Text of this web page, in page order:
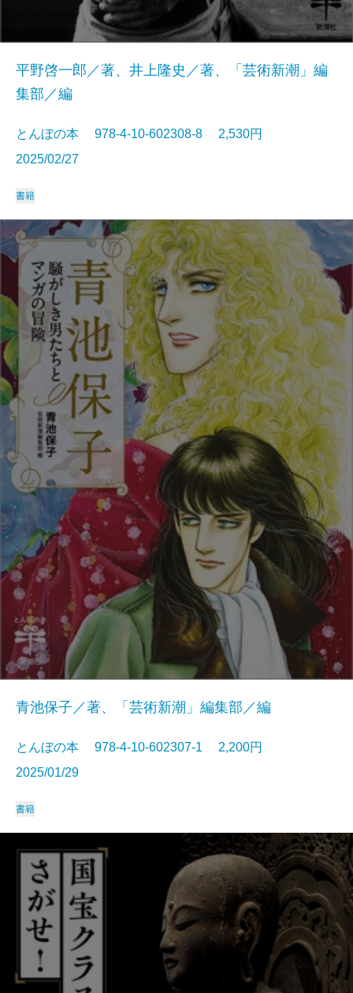
平野啓一郎／著、井上隆史／著、「芸術新潮」編
集部／編
とんぼの本 978-4-10-602308-8 2,530円
2025/02/27
書籍
青池保子／著、「芸術新潮」編集部／編
とんぼの本 978-4-10-602307-1 2,200円
2025/01/29
書籍